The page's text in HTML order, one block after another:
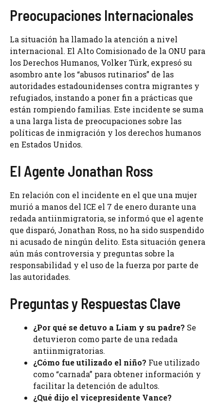
Preocupaciones Internacionales
La situación ha llamado la atención a nivel
internacional. El Alto Comisionado de la ONU para
los Derechos Humanos, Volker Türk, expresó su
asombro ante los “abusos rutinarios” de las
autoridades estadounidenses contra migrantes y
refugiados, instando a poner fin a prácticas que
están rompiendo familias. Este incidente se suma
a una larga lista de preocupaciones sobre las
políticas de inmigración y los derechos humanos
en Estados Unidos.
El Agente Jonathan Ross
En relación con el incidente en el que una mujer
murió a manos del ICE el 7 de enero durante una
redada antiinmigratoria, se informó que el agente
que disparó, Jonathan Ross, no ha sido suspendido
ni acusado de ningún delito. Esta situación genera
aún más controversia y preguntas sobre la
responsabilidad y el uso de la fuerza por parte de
las autoridades.
Preguntas y Respuestas Clave
¿Por qué se detuvo a Liam y su padre? Se
detuvieron como parte de una redada
antiinmigratorias.
¿Cómo fue utilizado el niño? Fue utilizado
como “carnada” para obtener información y
facilitar la detención de adultos.
¿Qué dijo el vicepresidente Vance?